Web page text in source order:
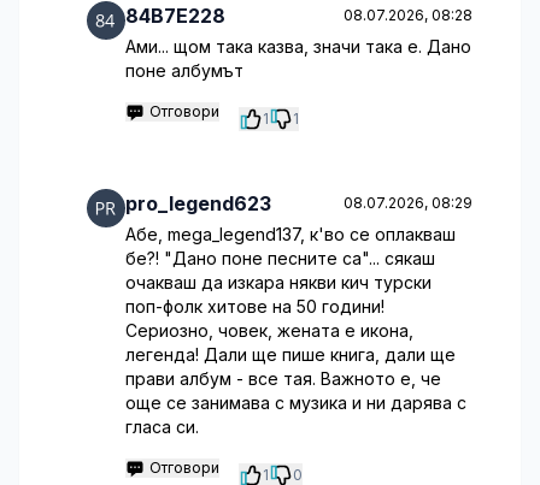
84B7E228 08.07.2026, 08:28
Ами... щом така казва, значи така е. Дано
поне албумът
Отговори 1 1
pro_legend623 08.07.2026, 08:29
Абе, mega_legend137, к'во се оплакваш
бе?! "Дано поне песните са"... сякаш
очакваш да изкара някви кич турски
поп-фолк хитове на 50 години!
Сериозно, човек, жената е икона,
легенда! Дали ще пише книга, дали ще
прави албум - все тая. Важното е, че
още се занимава с музика и ни дарява с
гласа си.
Отговори 1 0